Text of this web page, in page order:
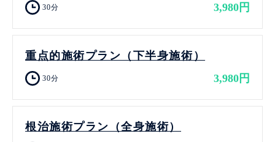
30分 3,980円
重点的施術プラン（下半身施術）
30分 3,980円
根治施術プラン（全身施術）